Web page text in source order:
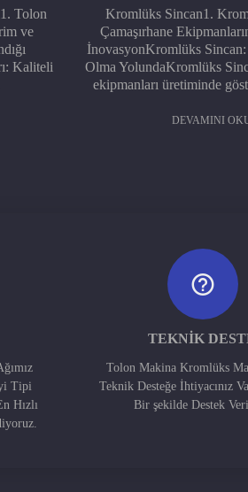
Tolon
ve
Kaliteli
Kromlüks Sincan1.
Çamaşırhane
İnovasyonKromlüks
Olma YolundaKromlüks
ekipmanları üretiminde
DEVAMINI
Tipi
Hızlı
TEKNIK
Tolon Makina Kromlüks
Teknik Desteğe İhtiyacınız
Bir şekilde Destek